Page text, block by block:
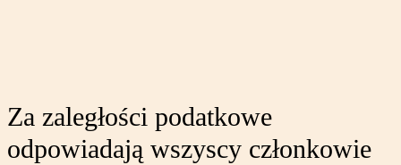
Za zaległości podatkowe
odpowiadają wszyscy członkowie